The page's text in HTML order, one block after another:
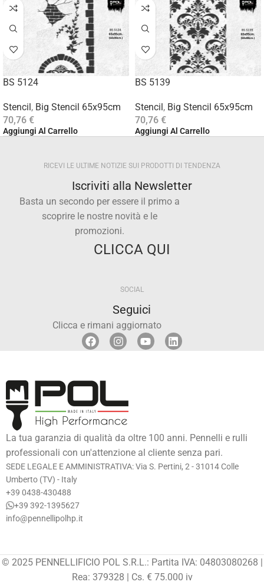
BS 5124
Stencil, Big Stencil 65x95cm
70,76 €
Aggiungi Al Carrello
BS 5139
Stencil, Big Stencil 65x95cm
70,76 €
Aggiungi Al Carrello
RICEVI LE ULTIME NOTIZIE SUI PRODOTTI DI TENDENZA
Iscriviti alla Newsletter
Basta un secondo per essere il primo a
scoprire le nostre novità e le
promozioni.
CLICCA QUI
SOCIAL
Seguici
Clicca e rimani aggiornato
La tua garanzia di qualità da oltre 100 anni. Pennelli e rulli
professionali con un'attenzione al cliente senza pari.
SEDE LEGALE E AMMINISTRATIVA: Via S. Pertini, 2 - 31014 Colle
Umberto (TV) - Italy
+39 0438-430488
+39 392-1395627
info@pennellipolhp.it
© 2025 PENNELLIFICIO POL S.R.L.: Partita IVA: 04803080268 |
Rea: 379328 | Cs. € 75.000 iv